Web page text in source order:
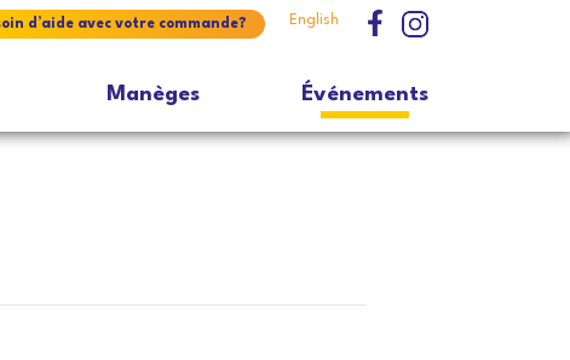
d’aide avec votre commande? English
Manèges Événements